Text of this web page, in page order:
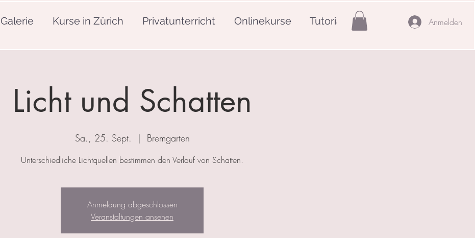
Galerie Kurse in Zürich Privatunterricht Onlinekurse Tutorials Anmelden
Licht und Schatten
Sa., 25. Sept.
  |
Bremgarten
Unterschiedliche Lichtquellen bestimmen den Verlauf von Schatten.
Anmeldung abgeschlossen
Veranstaltungen ansehen